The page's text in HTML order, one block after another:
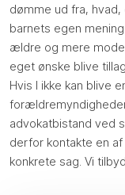
dømme ud fra,
barnets egen
ældre og mere
eget ønske blive
Hvis I ikke kan blive
advokatbistand ved
derfor kontakte en
konkrete sag. Vi